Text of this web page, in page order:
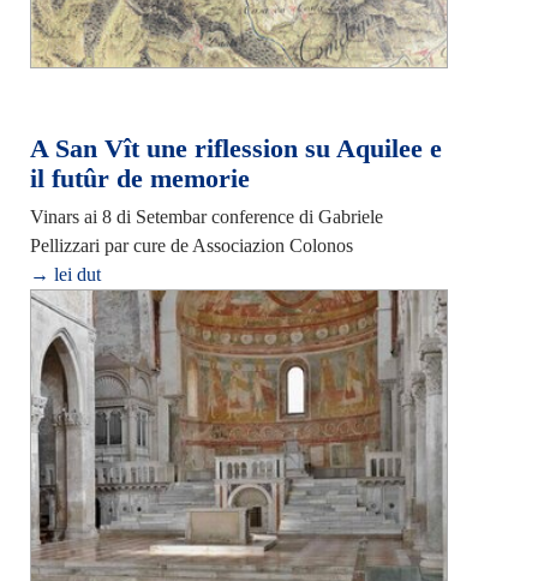
A San Vît une riflession su Aquilee e
il futûr de memorie
Vinars ai 8 di Setembar conference di Gabriele
Pellizzari par cure de Associazion Colonos
→ lei dut